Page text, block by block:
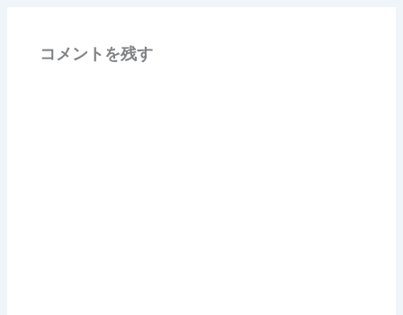
コメントを残す